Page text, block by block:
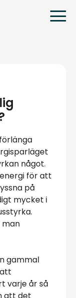
något.
för att
på
mycket i
man
gammal
varje år så